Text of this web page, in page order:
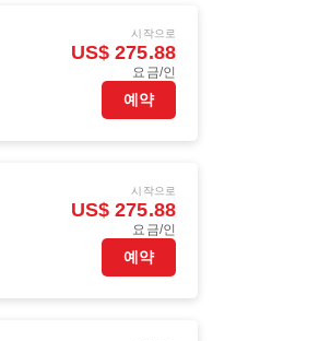
시작으로
US$ 275.88
요금/인
예약
시작으로
US$ 275.88
요금/인
예약